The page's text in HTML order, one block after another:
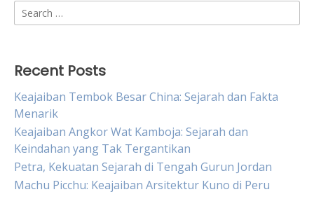
Search
for:
Recent Posts
Keajaiban Tembok Besar China: Sejarah dan Fakta
Menarik
Keajaiban Angkor Wat Kamboja: Sejarah dan
Keindahan yang Tak Tergantikan
Petra, Kekuatan Sejarah di Tengah Gurun Jordan
Machu Picchu: Keajaiban Arsitektur Kuno di Peru